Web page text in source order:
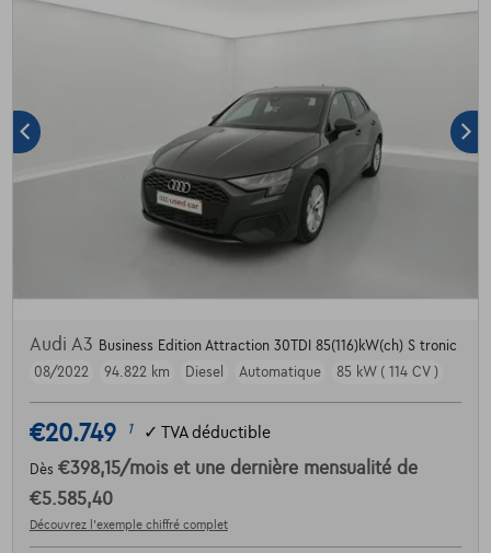
Audi A3 Business Edition Attraction 30TDI 85(116)kW(ch) S tronic
08/2022
94.822 km Diesel Automatique 85 kW ( 114 CV )
€20.749 1 ✓ TVA déductible
Dès €398,15/mois et une dernière mensualité de
€5.585,40
Découvrez l’exemple chiffré complet